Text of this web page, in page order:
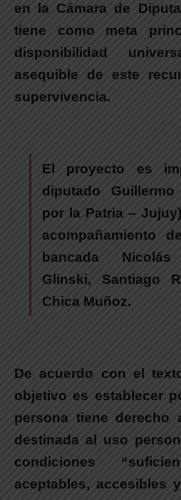
en la Cámara de
tiene como meta
disponibilidad
asequible de este
supervivencia.
El proyecto es
diputado
por la Patria – Jujuy)
acompañamiento
bancada
Glinski, Santiago
Chica Muñoz.
De acuerdo con el
objetivo es establecer
persona tiene derecho
destinada al uso
condiciones
aceptables, accesibles